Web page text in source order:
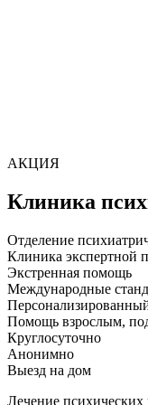
АКЦИЯ
Клиника
Отделение
Клиника экспертной
Экстренная помощь
Международные
Помощь взрослым,
Круглосуточно
Анонимно
Выезд на дом
Лечение психических